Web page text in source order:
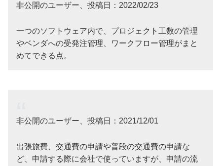
非公開のユーザー、投稿日：2022/02/23
一つのソフトウェア内で、プロジェクト工数の管理
やベンダへの受発注管理、ワークフロー管理がまと
めてできる点。
非公開のユーザー、投稿日：2021/12/01
出張旅費、交通費の申請や普段の交通費の申請な
ど、申請する際に会社で使っていますが、申請の流